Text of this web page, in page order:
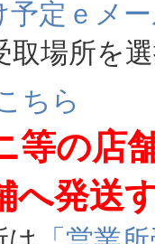
予定ｅメ
取場所を
ちら
の店
へ発送